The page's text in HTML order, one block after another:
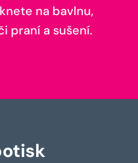
na bavlnu,
praní a sušení.